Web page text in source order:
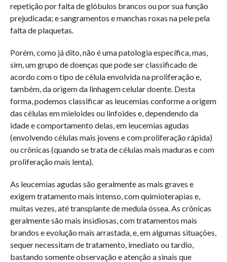
repetição por falta de glóbulos brancos ou por sua função
prejudicada; e sangramentos e manchas roxas na pele pela
falta de plaquetas.
Porém, como já dito, não é uma patologia específica, mas,
sim, um grupo de doenças que pode ser classificado de
acordo com o tipo de célula envolvida na proliferação e,
também, da origem da linhagem celular doente. Desta
forma, podemos classificar as leucemias conforme a origem
das células em mieloides ou linfoides e, dependendo da
idade e comportamento delas, em leucemias agudas
(envolvendo células mais jovens e com proliferação rápida)
ou crônicas (quando se trata de células mais maduras e com
proliferação mais lenta).
As leucemias agudas são geralmente as mais graves e
exigem tratamento mais intenso, com quimioterapias e,
muitas vezes, até transplante de medula óssea. As crônicas
geralmente são mais insidiosas, com tratamentos mais
brandos e evolução mais arrastada, e, em algumas situações,
sequer necessitam de tratamento, imediato ou tardio,
bastando somente observação e atenção a sinais que